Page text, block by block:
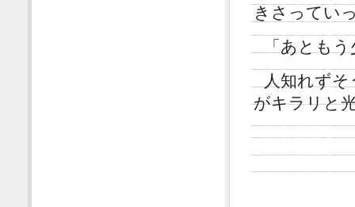
きさってい
「あとも
人知れず
がキラリと